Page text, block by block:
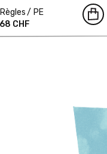
Règles
PE
CHF